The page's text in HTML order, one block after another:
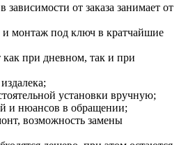
от заказа занимает от
монтаж под ключ в кратчайшие
при дневном, так и при
установки вручную;
и нюансов в обращении;
возможность замены